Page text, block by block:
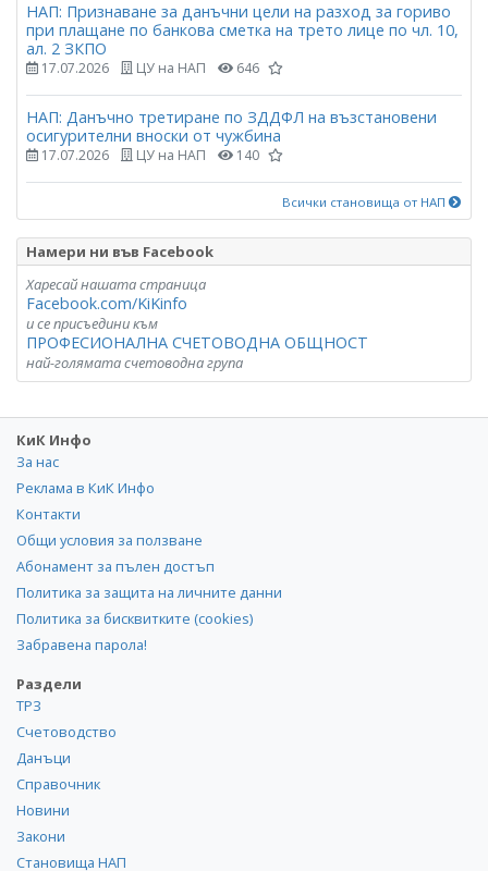
НАП: Признаване за данъчни цели на разход за гориво
при плащане по банкова сметка на трето лице по чл. 10,
ал. 2 ЗКПО
17.07.2026 ЦУ на НАП 646
НАП: Данъчно третиране по ЗДДФЛ на възстановени
осигурителни вноски от чужбина
17.07.2026 ЦУ на НАП 140
Всички становища от НАП
Намери ни във Facebook
Харесай нашата страница
Facebook.com/KiKinfo
и се присъедини към
ПРОФЕСИОНАЛНА СЧЕТОВОДНА ОБЩНОСТ
най-голямата счетоводна група
КиК Инфо
За нас
Реклама в КиК Инфо
Контакти
Общи условия за ползване
Абонамент за пълен достъп
Политика за защита на личните данни
Политика за бисквитките (cookies)
Забравена парола!
Раздели
ТРЗ
Счетоводство
Данъци
Справочник
Новини
Закони
Становища НАП